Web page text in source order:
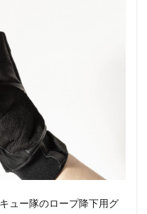
ュー隊のロープ降下用グ